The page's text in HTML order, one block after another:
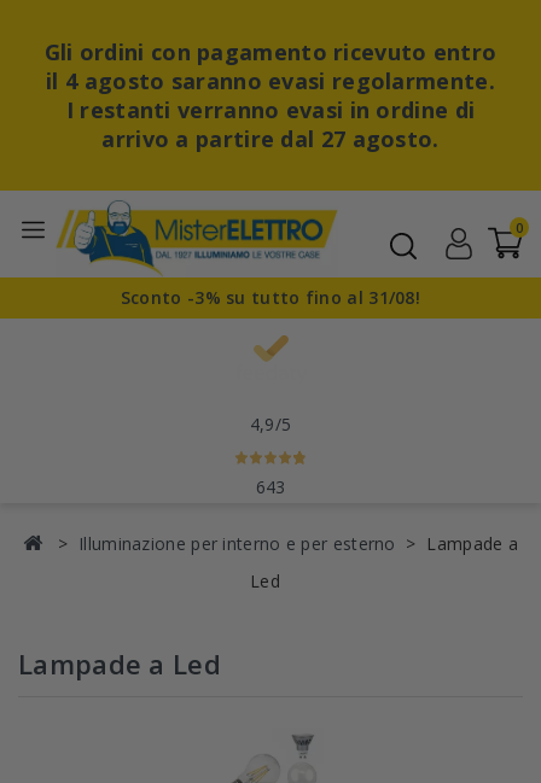
Gli ordini con pagamento ricevuto entro
il 4 agosto saranno evasi regolarmente.
I restanti verranno evasi in ordine di
arrivo a partire dal 27 agosto.
0
Sconto -3% su tutto fino al 31/08!
4,9/5
643
Illuminazione per interno e per esterno
Lampade a
Led
Lampade a Led